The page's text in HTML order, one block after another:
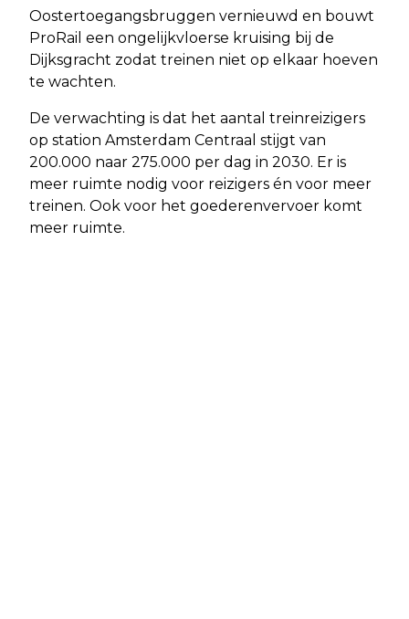
Oostertoegangsbruggen vernieuwd en bouwt
ProRail een ongelijkvloerse kruising bij de
Dijksgracht zodat treinen niet op elkaar hoeven
te wachten.
De verwachting is dat het aantal treinreizigers
op station Amsterdam Centraal stijgt van
200.000 naar 275.000 per dag in 2030. Er is
meer ruimte nodig voor reizigers én voor meer
treinen. Ook voor het goederenvervoer komt
meer ruimte.